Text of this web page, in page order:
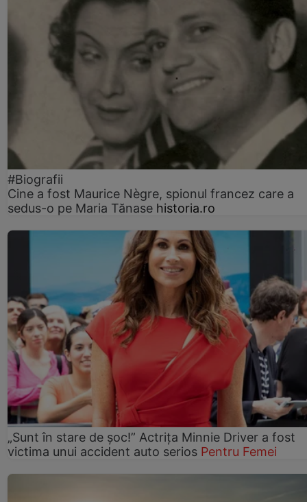
#Biografii
Cine a fost Maurice Nègre, spionul francez care a
sedus-o pe Maria Tănase historia.ro
„Sunt în stare de șoc!” Actrița Minnie Driver a fost
victima unui accident auto serios Pentru Femei